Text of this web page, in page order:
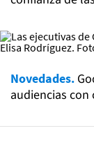
Novedades.
audiencias